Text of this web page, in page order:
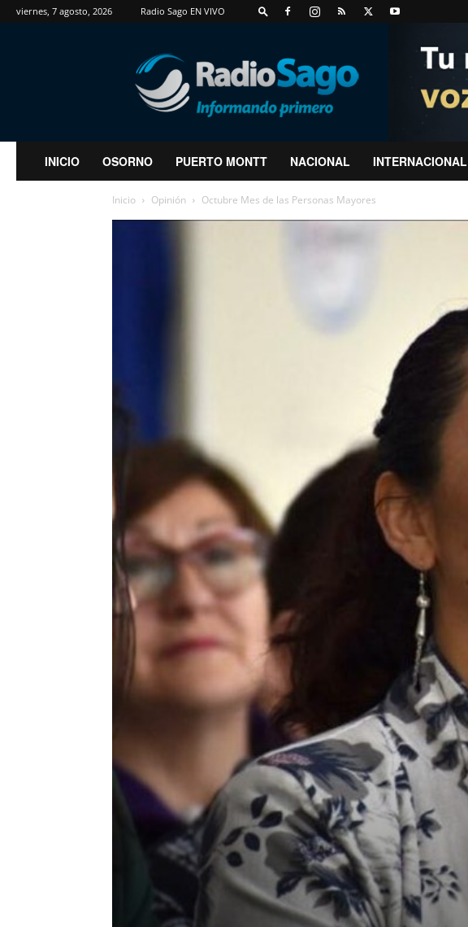
viernes, 7 agosto, 2026 Radio Sago EN VIVO
RadioSago
INICIO OSORNO PUERTO MONTT NACIONAL INTERNACIONAL
Inicio Opinión Octubre Mes de las Personas Mayores